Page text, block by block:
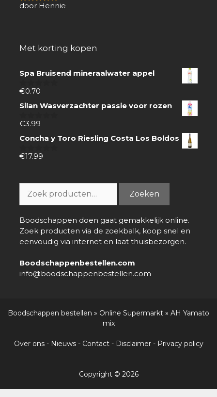
5van 5
door Hennie
Met korting kopen
Spa Bruisend mineraalwater appel
0
5
€0.70
Silan Wasverzachter passie voor rozen
0
5
€3.99
Concha y Toro Riesling Costa Los Boldos
0
€17.99
naar:
Zoeken
Boodschappen doen gaat gemakkelijk online.
Zoek producten via de zoekbalk, koop snel en
eenvoudig via internet en laat thuisbezorgen.
Boodschappenbestellen.com
info@boodschappenbestellen.com
Boodschappen bestellen » Online Supermarkt » AH Yamato
mix
Over ons- Nieuws- Contact- Disclaimer- Privacy policy
Copyright © 2026